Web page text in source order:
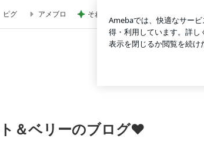
ピグ アメブロ そわそわドキドキしながらの入院準備
＆ベリーのブログ♥